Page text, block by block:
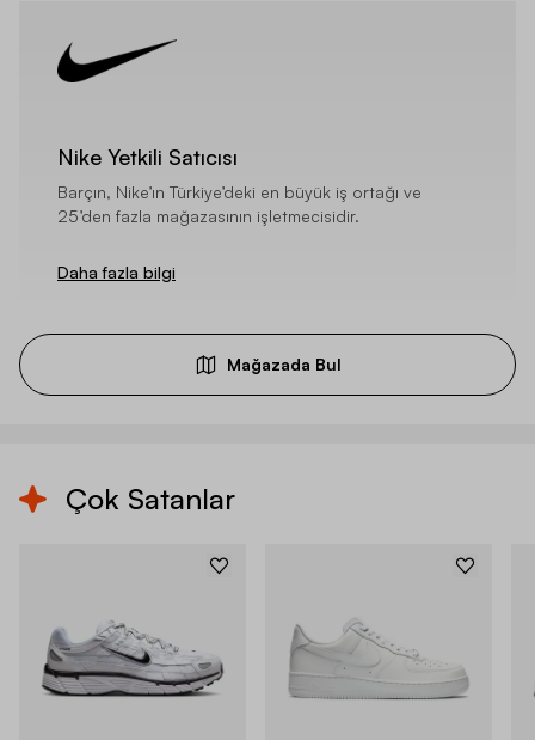
Nike Yetkili Satıcısı
Barçın, Nike’ın Türkiye’deki en büyük iş ortağı ve
25’den fazla mağazasının işletmecisidir.
Daha fazla bilgi
Mağazada Bul
Çok Satanlar